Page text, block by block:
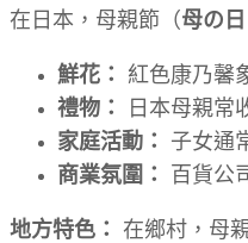
在日本，母親節（ 母の
鮮花：
紅色康乃馨
禮物：
日本母親常
家庭活動：
子女通
商業氛圍：
百貨公
地方特色： 在鄉村，母